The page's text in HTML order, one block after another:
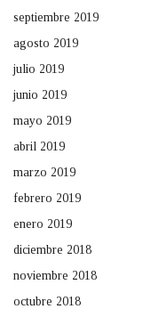
septiembre 2019
agosto 2019
julio 2019
junio 2019
mayo 2019
abril 2019
marzo 2019
febrero 2019
enero 2019
diciembre 2018
noviembre 2018
octubre 2018